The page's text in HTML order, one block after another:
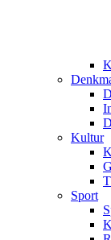
Kultur
Sport